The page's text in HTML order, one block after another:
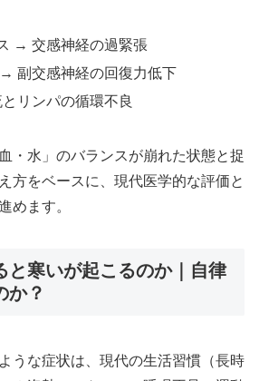
→ 交感神経の過緊張
副交感神経の回復力低下
リンパの循環不良
・水」のバランスが崩れた状態と捉
方をベースに、現代医学的な評価と
めます。
と寒いが起こるのか｜自律
か？
うな症状は、現代の生活習慣（長時